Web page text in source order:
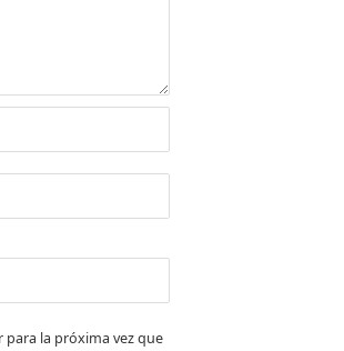
la próxima vez que